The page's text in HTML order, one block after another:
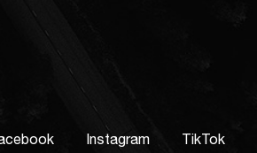
Instagram TikTok